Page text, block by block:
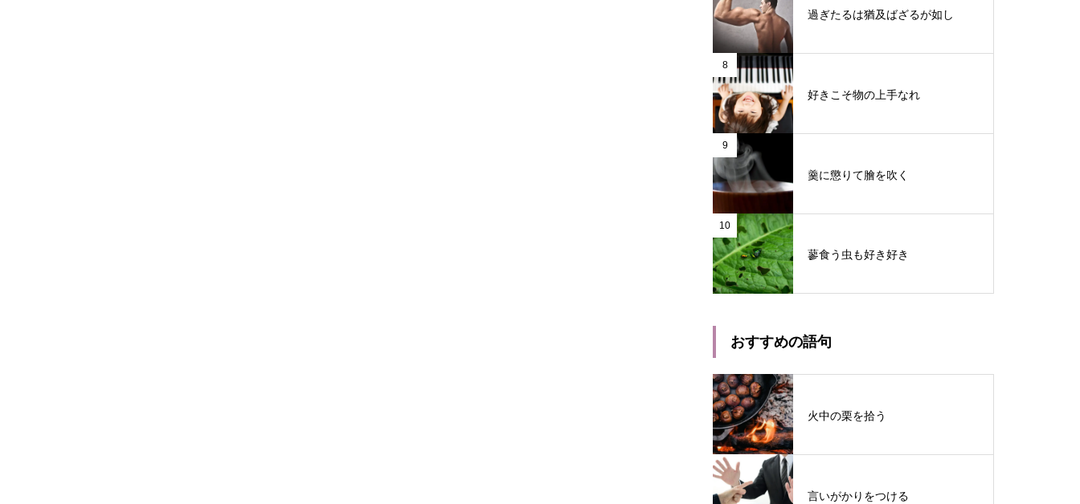
過ぎたるは猶及ばざるが如し
8
好きこそ物の上手なれ
9
羹に懲りて膾を吹く
10
蓼食う虫も好き好き
おすすめの語句
火中の栗を拾う
言いがかりをつける